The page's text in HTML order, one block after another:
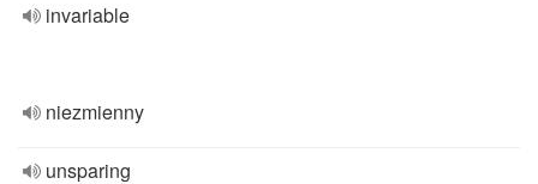
invariable
niezmienny
unsparing